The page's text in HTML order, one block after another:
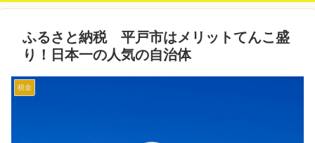
ふるさと納税 平戸市はメリットてんこ盛
り！日本一の人気の自治体
税金